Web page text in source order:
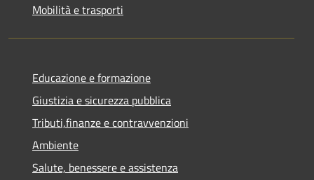
Mobilità e trasporti
Educazione e formazione
Giustizia e sicurezza pubblica
Tributi,finanze e contravvenzioni
Ambiente
Salute, benessere e assistenza